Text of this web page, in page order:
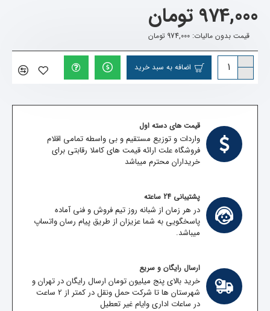
974,000 تومان
قیمت بدون مالیات: 974,000 تومان
اضافه به سبد خرید
قیمت های دسته اول
واردات و توزیع مستقیم و بی واسطه تمامی اقلام
فروشگاه علت ارائه قیمت های کاملا رقابتی برای
خریداران محترم میباشد
پشتیبانی 24 ساعته
در هر زمان از شبانه روز تیم فروش و فنی آماده
پاسخگویی به شما عزیزان از طریق پیام رسان واتساپ
میباشد.
ارسال رایگان و سریع
خرید بالای پنج میلیون تومان ارسال رایگان در تهران و
شهرستان ها تا شرکت حمل ونقل در کمتر از 2 ساعت
در ساعات اداری وایام غیر تعطیل